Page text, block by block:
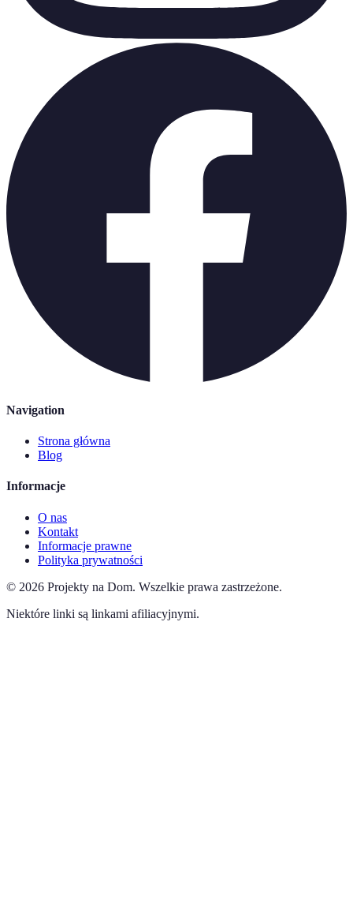
Navigation
Strona główna
Blog
Informacje
O nas
Kontakt
Informacje prawne
Polityka prywatności
© 2026 Projekty na Dom. Wszelkie prawa zastrzeżone.
Niektóre linki są linkami afiliacyjnymi.